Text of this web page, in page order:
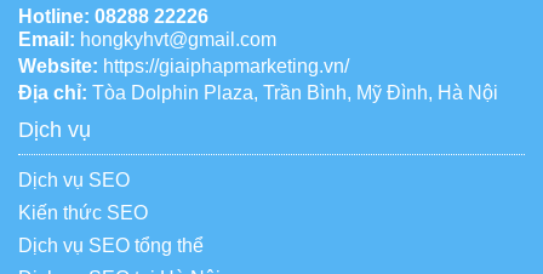
Hotline: 08288 22226
Email: hongkyhvt@gmail.com
Website: https://giaiphapmarketing.vn/
Địa chỉ: Tòa Dolphin Plaza, Trần Bình, Mỹ Đình, Hà Nội
Dịch vụ
Dịch vụ SEO
Kiến thức SEO
Dịch vụ SEO tổng thể